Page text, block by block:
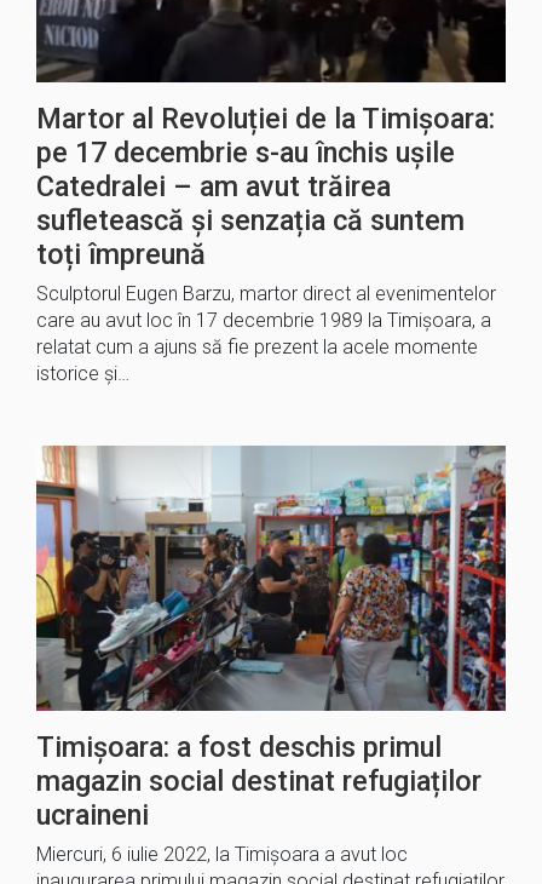
Martor al Revoluției de la Timișoara:
pe 17 decembrie s-au închis ușile
Catedralei – am avut trăirea
sufletească şi senzația că suntem
toți împreună
Sculptorul Eugen Barzu, martor direct al evenimentelor
care au avut loc în 17 decembrie 1989 la Timişoara, a
relatat cum a ajuns să fie prezent la acele momente
istorice şi…
Timișoara: a fost deschis primul
magazin social destinat refugiaților
ucraineni
Miercuri, 6 iulie 2022, la Timișoara a avut loc